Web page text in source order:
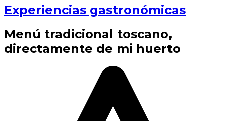
Experiencias gastronómicas
Menú tradicional toscano,
directamente de mi huerto